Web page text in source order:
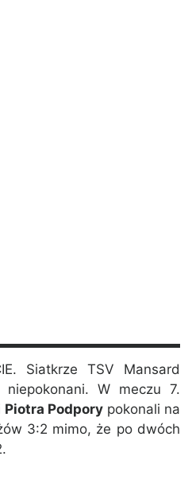
Siatkrze TSV Mansard
niepokonani. W meczu 7.
Piotra Podpory pokonali na
3:2 mimo, że po dwóch